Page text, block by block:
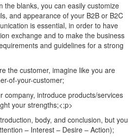
the blanks, you can easily customize
and appearance of your B2B or B2C
is essential, in order to have
exchange and to make the business
and guidelines for a strong
the customer, imagine like you are
of-your-customer;
company, introduce products/services
your strengths;<;p>
body, and conclusion, but you
– Interest – Desire – Action);